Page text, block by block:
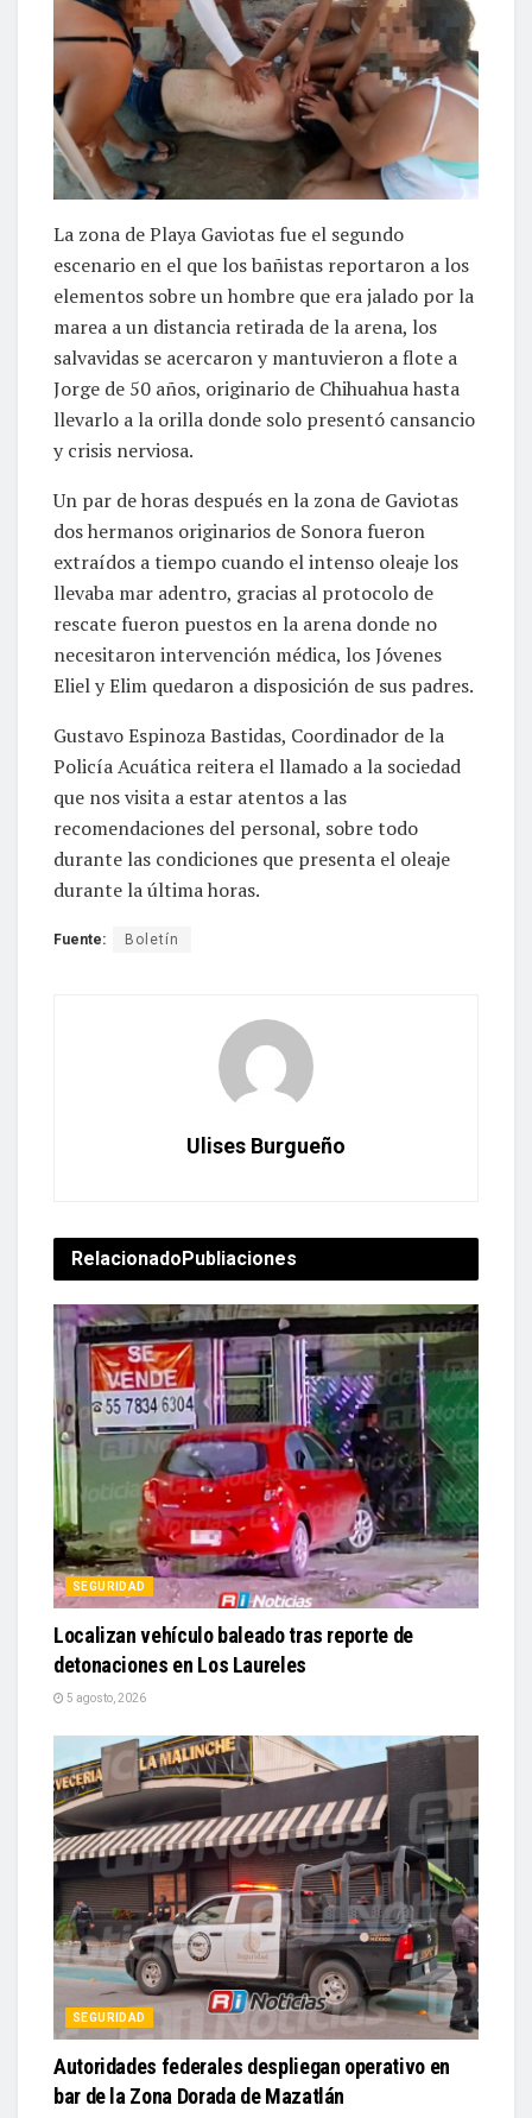
La zona de Playa Gaviotas fue el segundo
escenario en el que los bañistas reportaron a los
elementos sobre un hombre que era jalado por la
marea a un distancia retirada de la arena, los
salvavidas se acercaron y mantuvieron a flote a
Jorge de 50 años, originario de Chihuahua hasta
llevarlo a la orilla donde solo presentó cansancio
y crisis nerviosa.
Un par de horas después en la zona de Gaviotas
dos hermanos originarios de Sonora fueron
extraídos a tiempo cuando el intenso oleaje los
llevaba mar adentro, gracias al protocolo de
rescate fueron puestos en la arena donde no
necesitaron intervención médica, los Jóvenes
Eliel y Elim quedaron a disposición de sus padres.
Gustavo Espinoza Bastidas, Coordinador de la
Policía Acuática reitera el llamado a la sociedad
que nos visita a estar atentos a las
recomendaciones del personal, sobre todo
durante las condiciones que presenta el oleaje
durante la última horas.
Fuente: Boletín
Ulises Burgueño
RelacionadoPubliaciones
SEGURIDAD
Localizan vehículo baleado tras reporte de
detonaciones en Los Laureles
5 agosto, 2026
SEGURIDAD
Autoridades federales despliegan operativo en
bar de la Zona Dorada de Mazatlán